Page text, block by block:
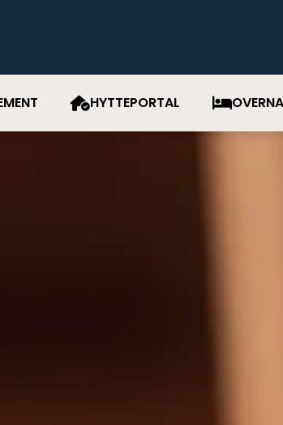
HYTTEPORTAL